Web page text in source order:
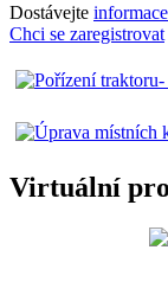
Dostávejte
Chci se zaregistrovat
Virtuální